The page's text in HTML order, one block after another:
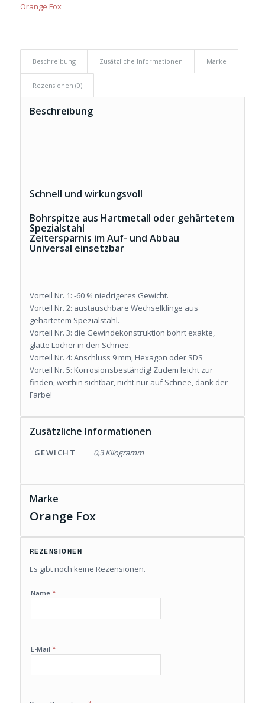
Orange Fox
Beschreibung Zusätzliche Informationen Marke
Rezensionen (0)
Beschreibung
Schnell und wirkungsvoll
Bohrspitze aus Hartmetall oder gehärtetem
Spezialstahl
Zeitersparnis im Auf- und Abbau
Universal einsetzbar
Vorteil Nr. 1: -60 % niedrigeres Gewicht.
Vorteil Nr. 2: austauschbare Wechselklinge aus
gehärtetem Spezialstahl.
Vorteil Nr. 3: die Gewindekonstruktion bohrt exakte,
glatte Löcher in den Schnee.
Vorteil Nr. 4: Anschluss 9 mm, Hexagon oder SDS
Vorteil Nr. 5: Korrosionsbeständig! Zudem leicht zur
finden, weithin sichtbar, nicht nur auf Schnee, dank der
Farbe!
Zusätzliche Informationen
GEWICHT 0,3 Kilogramm
Marke
Orange Fox
REZENSIONEN
Es gibt noch keine Rezensionen.
Name *
E-Mail *